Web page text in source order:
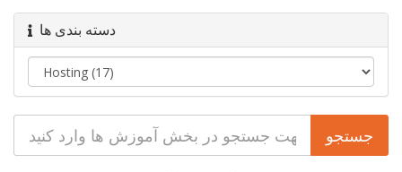
دسته بندی ها